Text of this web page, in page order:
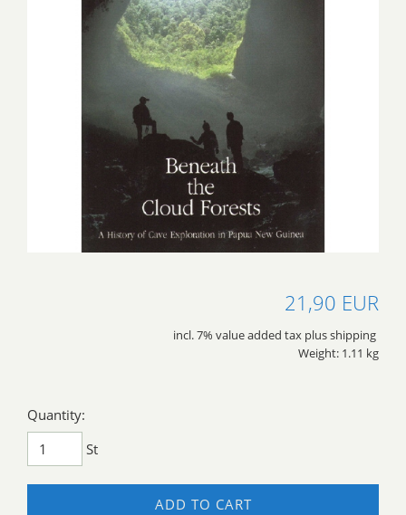
21,90 EUR
incl. 7% value added tax plus shipping
Weight: 1.11 kg
Quantity:
St
ADD TO CART